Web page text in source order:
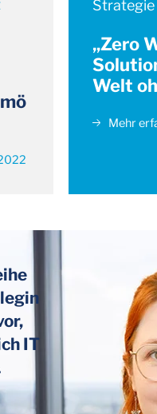
„Zero
Welt
Mehr
IT